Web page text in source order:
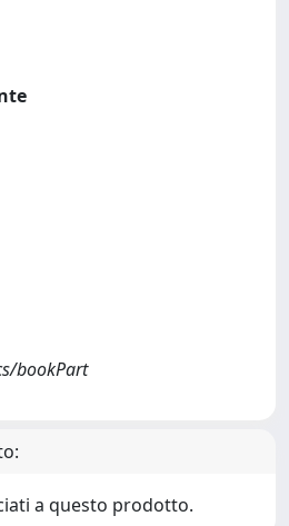
bookPart
a questo prodotto.